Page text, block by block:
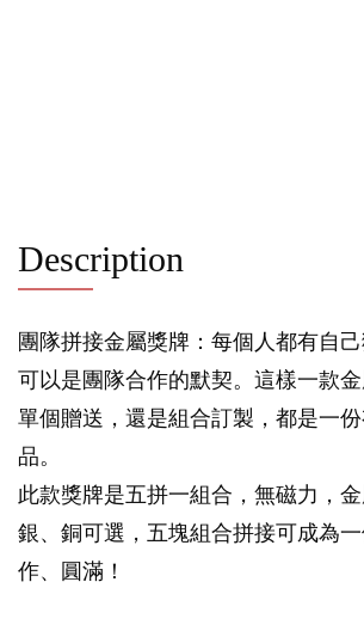
Description
團隊拼接金屬獎牌：每個人都有自
可以是團隊合作的默契。這樣一款
單個贈送，還是組合訂製，都是一
品。
此款獎牌是五拼一組合，無磁力，金
銀、銅可選，五塊組合拼接可成為
作、圓滿！